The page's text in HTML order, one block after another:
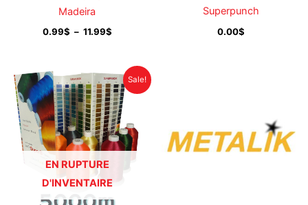
Madeira
0.99$ – 11.99$
Superpunch
0.00$
Sale!
EN RUPTURE
D'INVENTAIRE
Plage
de
prix :
3.99$
à
32.99$